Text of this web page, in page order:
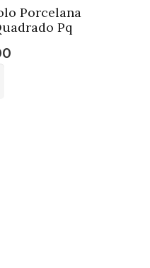
Porcelana
Pq